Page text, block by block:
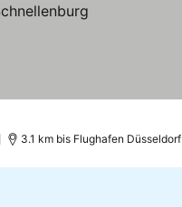
3.1 km bis Flughafen Düsseldorf